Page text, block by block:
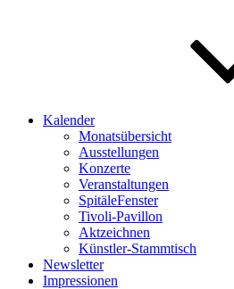
Kalender
Monatsübersicht
Ausstellungen
Konzerte
Veranstaltungen
SpitäleFenster
Tivoli-Pavillon
Aktzeichnen
Künstler-Stammtisch
Newsletter
Impressionen